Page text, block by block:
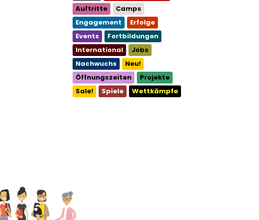
Auftritte
Camps
Engagement
Erfolge
Events
Fortbildungen
International
Jobs
Nachwuchs
Neu!
Öffnungszeiten
Projekte
Sale!
Spiele Wettkämpfe